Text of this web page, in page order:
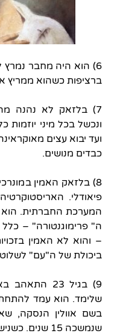
ברציפות כשהוא ממריץ את עצמו בעד
7) בלזאק לא נהנה
ונכשל בכל מיני
ועד יבוא עצים
כבדים מנושים.
8) בלזאק האמין
פיאודלי.
המערכת החברתית.
ה" פרימוגנטורה" –
– והוא לא האמין
ביכולת של ה"עם"
שלימד. הוא עמד
בשם אוולין הנסקה,